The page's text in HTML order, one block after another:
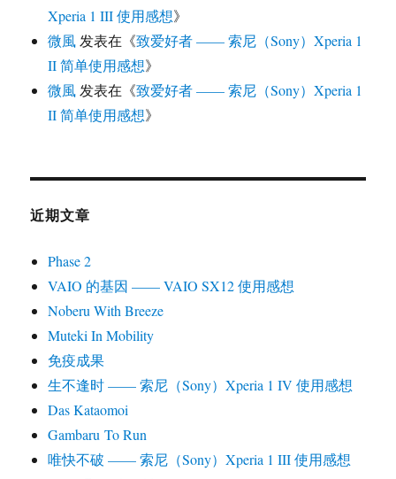
Xperia 1 III 使用感想》
微風 发表在《致爱好者 —— 索尼（Sony）Xperia 1
II 简单使用感想》
微風 发表在《致爱好者 —— 索尼（Sony）Xperia 1
II 简单使用感想》
近期文章
Phase 2
VAIO 的基因 —— VAIO SX12 使用感想
Noberu With Breeze
Muteki In Mobility
免疫成果
生不逢时 —— 索尼（Sony）Xperia 1 IV 使用感想
Das Kataomoi
Gambaru To Run
唯快不破 —— 索尼（Sony）Xperia 1 III 使用感想